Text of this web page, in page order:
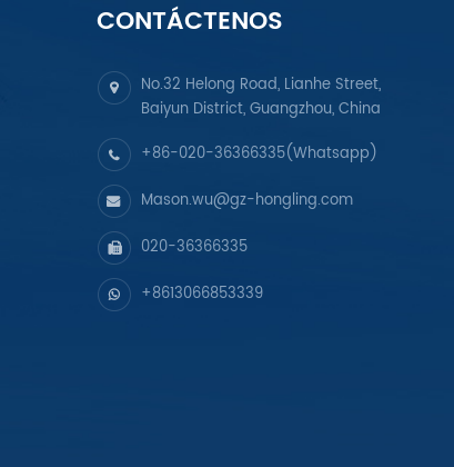
CONTÁCTENOS
No.32 Helong Road, Lianhe Street,
Baiyun District, Guangzhou, China
+86-020-36366335(Whatsapp)
Mason.wu@gz-hongling.com
020-36366335
+8613066853339